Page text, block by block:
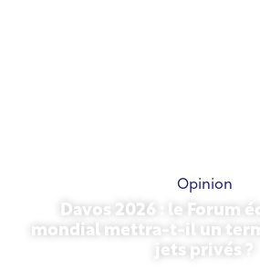
Opinion
Davos 2026 : le Forum
mondial mettra-t-il un
jets privés ?